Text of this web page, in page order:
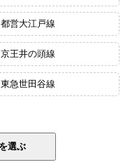
都営大江戸線
京王井の頭線
東急世田谷線